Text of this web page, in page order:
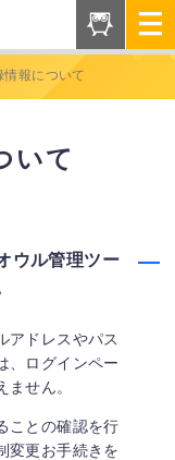
情報について
いて
ウル管理ツー
アドレスやパス
、ログインペー
せん。
ことの確認を行
変更お手続きを